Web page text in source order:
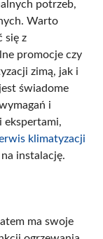
potrzeb,
Warto
się z
promocje czy
zimą, jak i
świadome
i
ekspertami,
klimatyzacji
instalację.
ma swoje